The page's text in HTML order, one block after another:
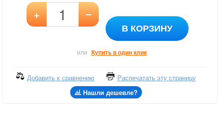
+ –
В КОРЗИНУ
или Купить в один клик
Добавить к сравнению
Распечатать эту страницу
Нашли дешевле?